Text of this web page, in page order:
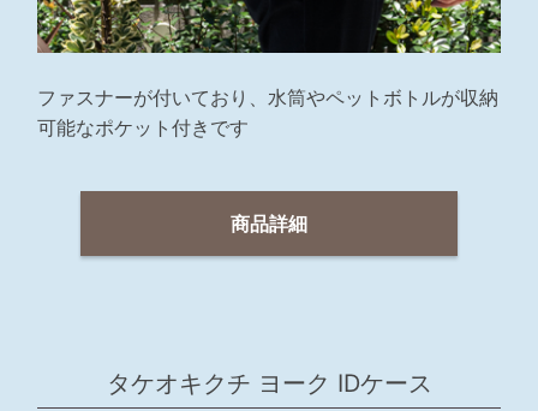
ファスナーが付いており、水筒やペットボトルが収納
可能なポケット付きです
商品詳細
タケオキクチ ヨーク IDケース